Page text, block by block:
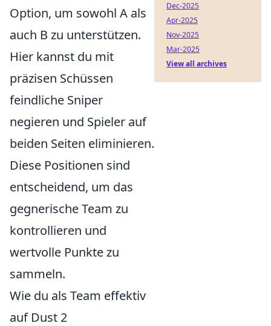
Option, um sowohl A als
auch B zu unterstützen.
Hier kannst du mit
präzisen Schüssen
feindliche Sniper
negieren und Spieler auf
beiden Seiten eliminieren.
Diese Positionen sind
entscheidend, um das
gegnerische Team zu
kontrollieren und
wertvolle Punkte zu
sammeln.
Wie du als Team effektiv
auf Dust 2
Dec-2025
Apr-2025
Nov-2025
Mar-2025
View all archives